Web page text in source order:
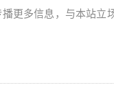
更多信息，与本站立